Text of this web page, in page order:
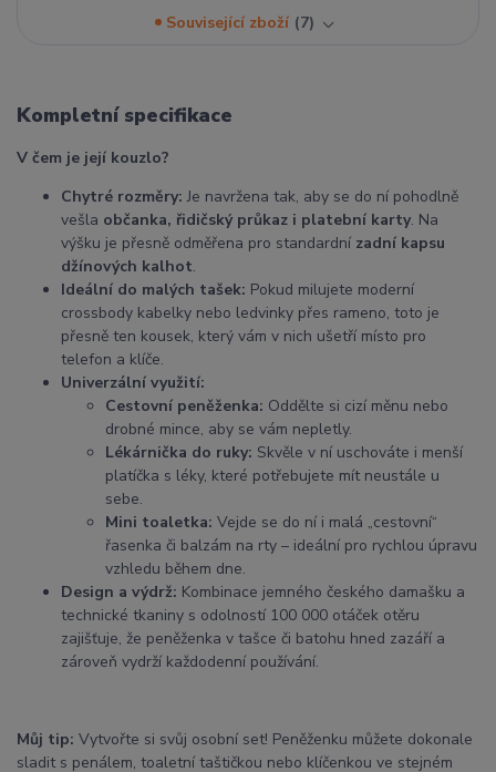
Související zboží 7
Kompletní specifikace
V čem je její kouzlo?
Chytré rozměry: Je navržena tak, aby se do ní pohodlně
vešla občanka, řidičský průkaz i platební karty. Na
výšku je přesně odměřena pro standardní zadní kapsu
džínových kalhot.
Ideální do malých tašek: Pokud milujete moderní
crossbody kabelky nebo ledvinky přes rameno, toto je
přesně ten kousek, který vám v nich ušetří místo pro
telefon a klíče.
Univerzální využití:
Cestovní peněženka: Oddělte si cizí měnu nebo
drobné mince, aby se vám nepletly.
Lékárnička do ruky: Skvěle v ní uschováte i menší
platíčka s léky, které potřebujete mít neustále u
sebe.
Mini toaletka: Vejde se do ní i malá „cestovní“
řasenka či balzám na rty – ideální pro rychlou úpravu
vzhledu během dne.
Design a výdrž: Kombinace jemného českého damašku a
technické tkaniny s odolností 100 000 otáček otěru
zajišťuje, že peněženka v tašce či batohu hned zazáří a
zároveň vydrží každodenní používání.
Můj tip: Vytvořte si svůj osobní set! Peněženku můžete dokonale
sladit s penálem, toaletní taštičkou nebo klíčenkou ve stejném